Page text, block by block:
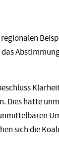
Dies hätte
sich die